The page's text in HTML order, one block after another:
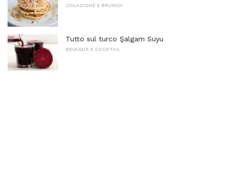
COLAZIONE E BRUNCH
Tutto sul turco Şalgam Suyu
BEVANDE E COCKTAIL